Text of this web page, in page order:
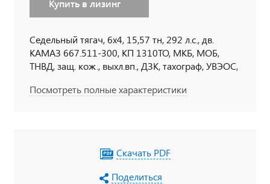
Купить в лизинг
Седельный тягач, 6х4, 15,57 тн, 292 л.с., дв.
КАМАЗ 667.511-300, КП 1310TO, МКБ, МОБ,
ТНВД, защ. кож., выхл.вп., ДЗК, тахограф, УВЭОС,
Посмотреть полные характеристики
Скачать PDF
Поделиться